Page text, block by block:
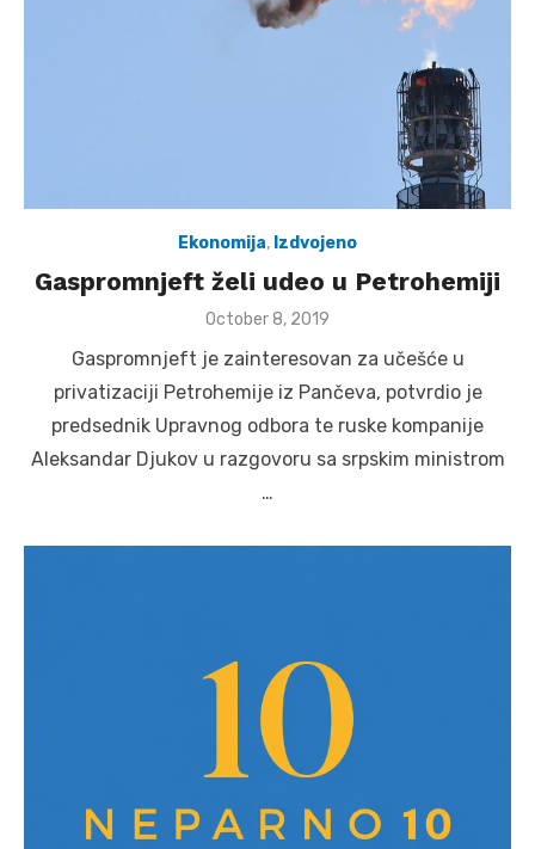
Ekonomija, Izdvojeno
Gaspromnjeft želi udeo u Petrohemiji
Posted
October 8, 2019
Gaspromnjeft je zainteresovan za učešće u
privatizaciji Petrohemije iz Pančeva, potvrdio je
predsednik Upravnog odbora te ruske kompanije
Aleksandar Djukov u razgovoru sa srpskim ministrom
…